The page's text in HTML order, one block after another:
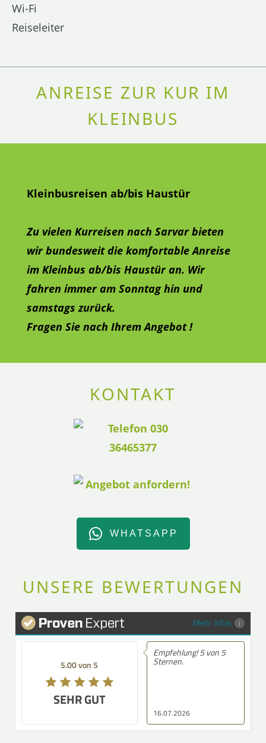
Wi-Fi
Reiseleiter
ANREISE ZUR KUR IM
KLEINBUS
Kleinbusreisen ab/bis Haustür
Zu vielen Kurreisen nach Sarvarbieten
wir bundesweit die komfortable Anreise
im Kleinbus ab/bis Haustür an. Wir
fahren immer am Sonntag hin und
samstags zurück.
Fragen Sie nach Ihrem Angebot !
KONTAKT
WHATSAPP
UNSERE BEWERTUNGEN
Mehr Infos
5.00 von 5
SEHR GUT
5.00 von 5
16.07.2026
Empfehlung! 5 von 5
Sternen.